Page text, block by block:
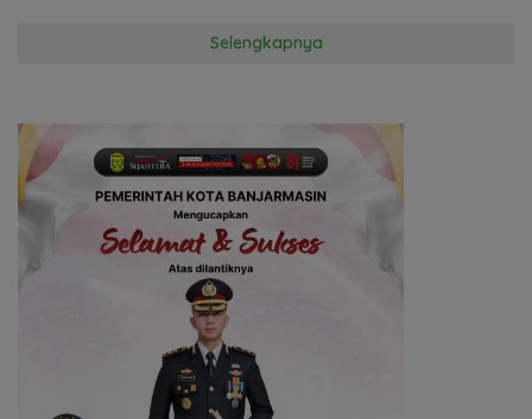
Selengkapnya